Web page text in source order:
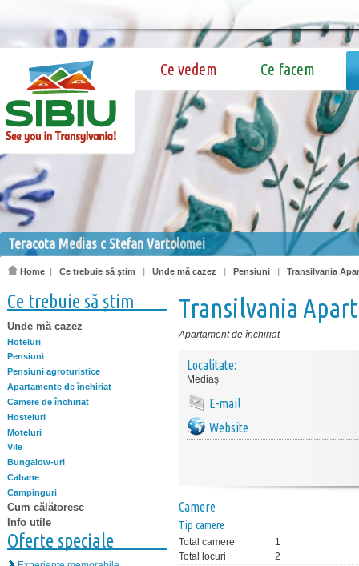
Ce vedem Ce facem
Teracota Medias c Stefan Vartolomei
Home | Ce trebuie să știm | Unde mă cazez | Pensiuni | Transilvania
Ce trebuie să știm
Unde mă cazez
Hoteluri
Pensiuni
Pensiuni agroturistice
Apartamente de închiriat
Camere de închiriat
Hosteluri
Moteluri
Vile
Bungalow-uri
Cabane
Campinguri
Cum călătoresc
Info utile
Oferte speciale
Transilvania
Apartament de închiriat
Localitate:
Mediaș
E-mail
Website
Camere
Tip camere
Total camere
1
Total locuri
2